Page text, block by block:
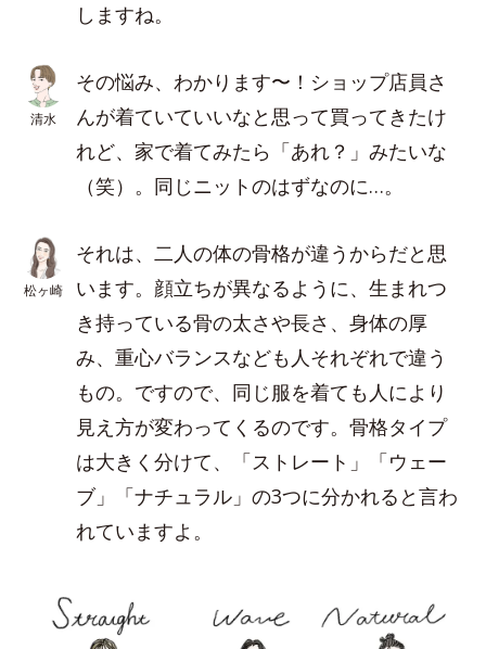
しますね。
清水
その悩み、わかります〜！ショップ店員さ
んが着ていていいなと思って買ってきたけ
れど、家で着てみたら「あれ？」みたいな
（笑）。同じニットのはずなのに…。
松ヶ崎
それは、二人の体の骨格が違うからだと思
います。顔立ちが異なるように、生まれつ
き持っている骨の太さや長さ、身体の厚
み、重心バランスなども人それぞれで違う
もの。ですので、同じ服を着ても人により
見え方が変わってくるのです。骨格タイプ
は大きく分けて、「ストレート」「ウェー
ブ」「ナチュラル」の3つに分かれると言わ
れていますよ。